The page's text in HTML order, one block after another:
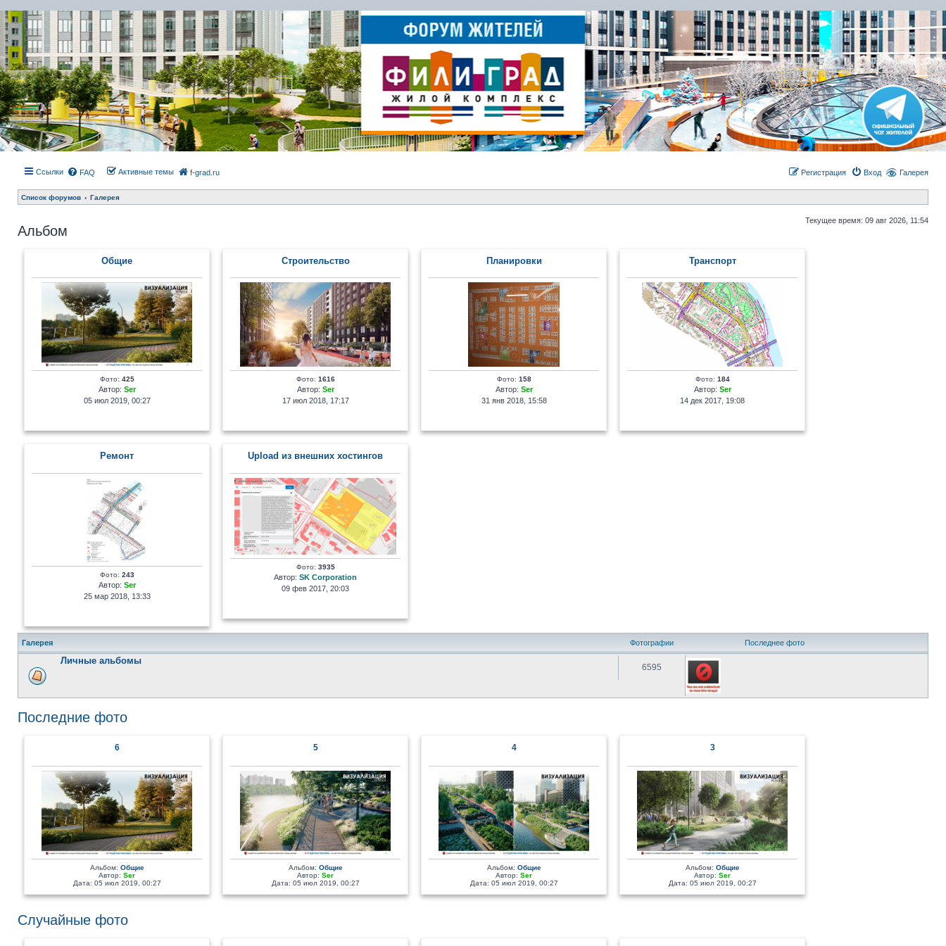
Ссылки Галерея
FAQ Активные темы f-grad.ru Вход
Регистрация
Список форумов Галерея
Текущее время: 09 авг 2026, 11:54
Альбом
Общие
Фото: 425
Автор: Ser
05 июл 2019, 00:27
Строительство
Фото: 1616
Автор: Ser
17 июл 2018, 17:17
Планировки
Фото: 158
Автор: Ser
31 янв 2018, 15:58
Транcпорт
Фото: 184
Автор: Ser
14 дек 2017, 19:08
Ремонт
Фото: 243
Автор: Ser
25 мар 2018, 13:33
Upload из внешних хостингов
Фото: 3935
Автор: SK Corporation
09 фев 2017, 20:03
Галерея Фотографии Последнее фото
Личные альбомы
6595
Последние фото
6
Альбом: Общие
Автор: Ser
Дата: 05 июл 2019, 00:27
5
Альбом: Общие
Автор: Ser
Дата: 05 июл 2019, 00:27
4
Альбом: Общие
Автор: Ser
Дата: 05 июл 2019, 00:27
3
Альбом: Общие
Автор: Ser
Дата: 05 июл 2019, 00:27
Случайные фото